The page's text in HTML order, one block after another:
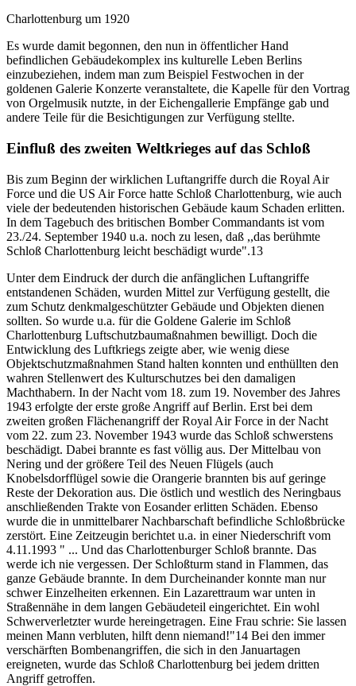
Charlottenburg um 1920
Es wurde damit begonnen, den nun in öffentlicher Hand
befindlichen Gebäudekomplex ins kulturelle Leben Berlins
einzubeziehen, indem man zum Beispiel Festwochen in der
goldenen Galerie Konzerte veranstaltete, die Kapelle für den Vortrag
von Orgelmusik nutzte, in der Eichengallerie Empfänge gab und
andere Teile für die Besichtigungen zur Verfügung stellte.
Einfluß des zweiten Weltkrieges auf das Schloß
Bis zum Beginn der wirklichen Luftangriffe durch die Royal Air
Force und die US Air Force hatte Schloß Charlottenburg, wie auch
viele der bedeutenden historischen Gebäude kaum Schaden erlitten.
In dem Tagebuch des britischen Bomber Commandants ist vom
23./24. September 1940 u.a. noch zu lesen, daß ,,das berühmte
Schloß Charlottenburg leicht beschädigt wurde".13
Unter dem Eindruck der durch die anfänglichen Luftangriffe
entstandenen Schäden, wurden Mittel zur Verfügung gestellt, die
zum Schutz denkmalgeschützter Gebäude und Objekten dienen
sollten. So wurde u.a. für die Goldene Galerie im Schloß
Charlottenburg Luftschutzbaumaßnahmen bewilligt. Doch die
Entwicklung des Luftkriegs zeigte aber, wie wenig diese
Objektschutzmaßnahmen Stand halten konnten und enthüllten den
wahren Stellenwert des Kulturschutzes bei den damaligen
Machthabern. In der Nacht vom 18. zum 19. November des Jahres
1943 erfolgte der erste große Angriff auf Berlin. Erst bei dem
zweiten großen Flächenangriff der Royal Air Force in der Nacht
vom 22. zum 23. November 1943 wurde das Schloß schwerstens
beschädigt. Dabei brannte es fast völlig aus. Der Mittelbau von
Nering und der größere Teil des Neuen Flügels (auch
Knobelsdorfflügel sowie die Orangerie brannten bis auf geringe
Reste der Dekoration aus. Die östlich und westlich des Neringbaus
anschließenden Trakte von Eosander erlitten Schäden. Ebenso
wurde die in unmittelbarer Nachbarschaft befindliche Schloßbrücke
zerstört. Eine Zeitzeugin berichtet u.a. in einer Niederschrift vom
4.11.1993 " ... Und das Charlottenburger Schloß brannte. Das
werde ich nie vergessen. Der Schloßturm stand in Flammen, das
ganze Gebäude brannte. In dem Durcheinander konnte man nur
schwer Einzelheiten erkennen. Ein Lazarettraum war unten in
Straßennähe in dem langen Gebäudeteil eingerichtet. Ein wohl
Schwerverletzter wurde hereingetragen. Eine Frau schrie: Sie lassen
meinen Mann verbluten, hilft denn niemand!"14 Bei den immer
verschärften Bombenangriffen, die sich in den Januartagen
ereigneten, wurde das Schloß Charlottenburg bei jedem dritten
Angriff getroffen.